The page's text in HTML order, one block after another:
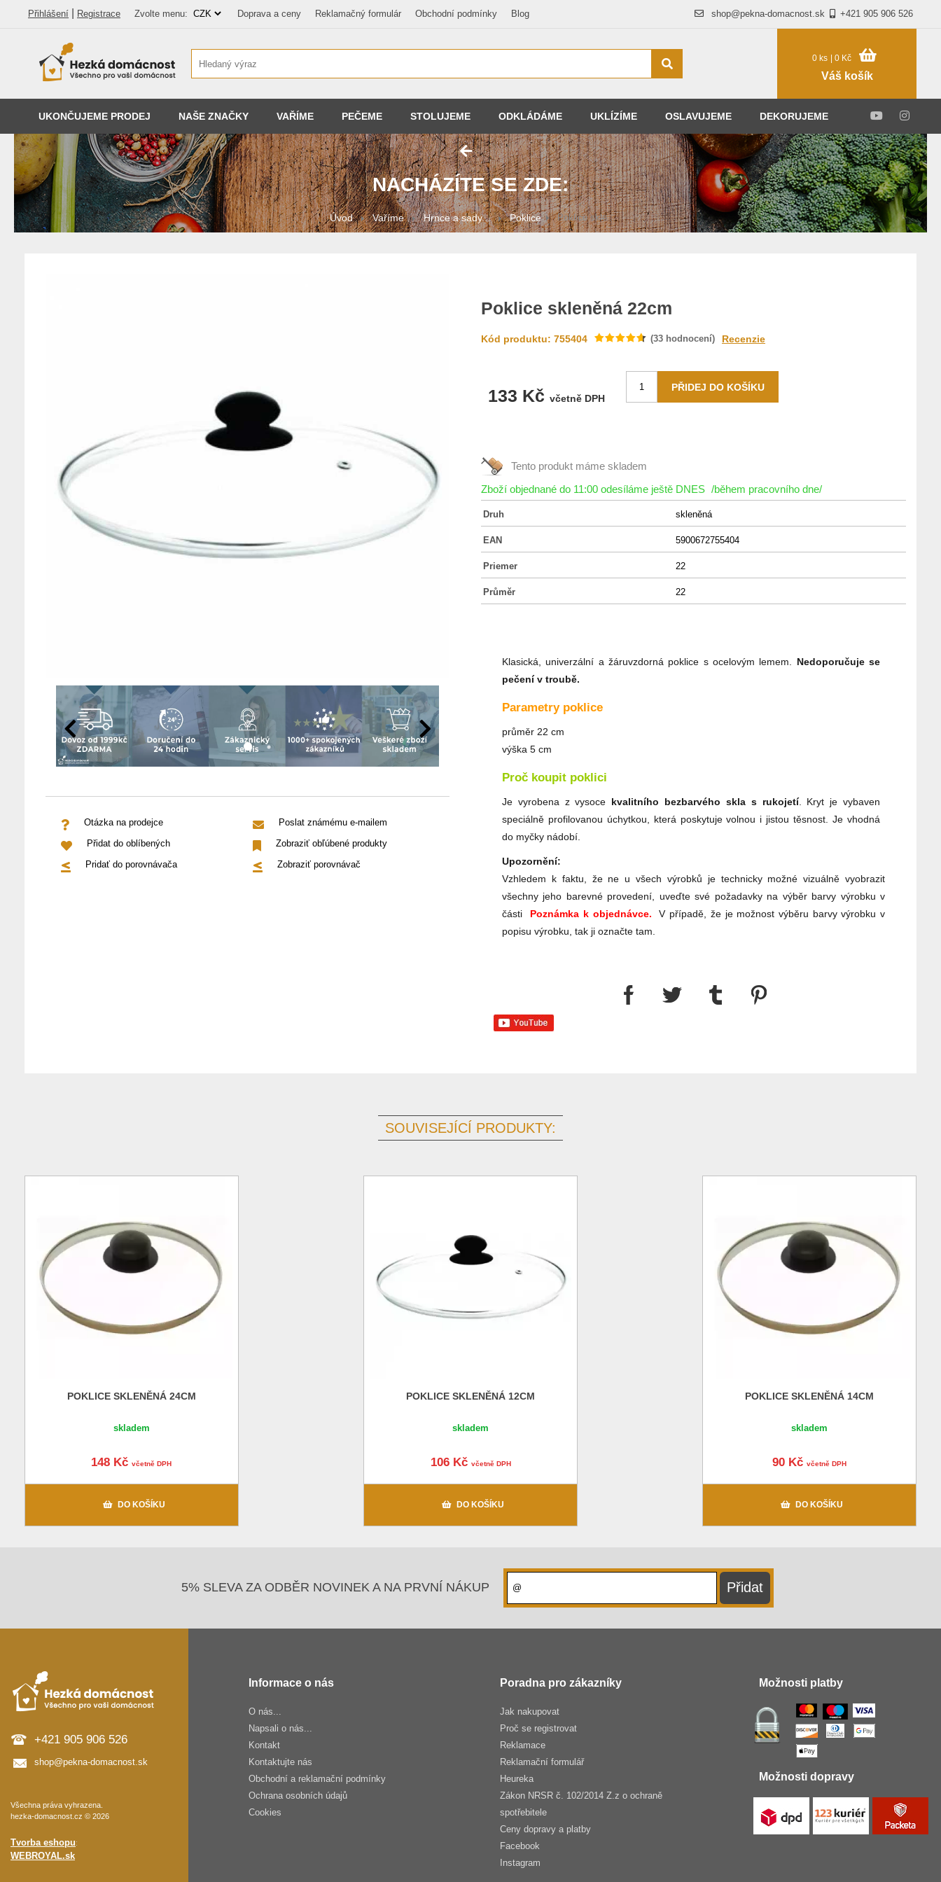
Přihlášení Registrace Zvolte menu: Doprava a ceny Reklamačný formulár Obchodní podmínky Blog +421 905 906 526
shop@pekna-domacnost.sk
0 ks | 0 Kč
Váš košík
UKONČUJEME PRODEJ NAŠE ZNAČKY VAŘÍME PEČEME STOLUJEME ODKLÁDÁME UKLÍZÍME OSLAVUJEME DEKORUJEME
NACHÁZÍTE SE ZDE:
Úvod Vaříme Hrnce a sady... Poklice Poklice skle...
Otázka na prodejce
Poslat známému e-mailem
Přidat do oblíbených
Zobraziť obľúbené produkty
Pridať do porovnávača
Zobraziť porovnávač
Poklice skleněná 22cm
Kód produktu: 755404 (33 hodnocení) Recenzie
133 Kč včetně DPH
Tento produkt máme skladem
Zboží objednané do 11:00 odesíláme ještě DNES /během pracovního dne/
Druh skleněná
EAN 5900672755404
Priemer 22
Průměr 22
Klasická, univerzální a žáruvzdorná poklice s ocelovým lemem. Nedoporučuje se
pečení v troubě.
Parametry poklice
průměr 22 cm
výška 5 cm
Proč koupit poklici
Je vyrobena z vysoce kvalitního bezbarvého skla s rukojetí. Kryt je vybaven
speciálně profilovanou úchytkou, která poskytuje volnou i jistou těsnost. Je vhodná
do myčky nádobí.
Upozornění:
Vzhledem k faktu, že ne u všech výrobků je technicky možné vizuálně vyobrazit
všechny jeho barevné provedení, uveďte své požadavky na výběr barvy výrobku v
části Poznámka k objednávce.
V případě, že je možnost výběru barvy výrobku v
popisu výrobku, tak ji označte tam.
SOUVISEJÍCÍ PRODUKTY:
POKLICE SKLENĚNÁ 24CM
skladem
148 Kčvčetně DPH
DO KOŠÍKU
POKLICE SKLENĚNÁ 12CM
skladem
106 Kč včetně DPH
DO KOŠÍKU
POKLICE SKLENĚNÁ 14CM
skladem
90 Kčvčetně DPH
DO KOŠÍKU
5% SLEVA ZA ODBĚR NOVINEK A NA PRVNÍ NÁKUP
+421 905 906 526
shop@pekna-domacnost.sk
Všechna práva vyhrazena.
hezka-domacnost.cz © 2026
Tvorba eshopu:
WEBROYAL.sk
Informace o nás
O nás...
Napsali o nás...
Kontakt
Kontaktujte nás
Obchodní a reklamační podmínky
Ochrana osobních údajů
Cookies
Poradna pro zákazníky
Jak nakupovat
Proč se registrovat
Reklamace
Reklamační formulář
Heureka
Zákon NRSR č. 102/2014 Z.z o ochraně
spotřebitele
Ceny dopravy a platby
Facebook
Instagram
Možnosti platby
Možnosti dopravy